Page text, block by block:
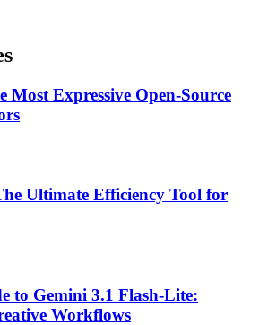
Most Expressive Open-Source
Ultimate Efficiency Tool for
to Gemini 3.1 Flash-Lite:
Workflows